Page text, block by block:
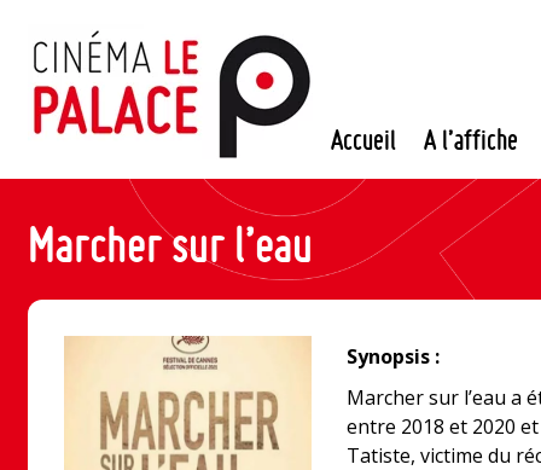
contenu
Accueil A l’affiche
Marcher sur l’eau
Synopsis :
Marcher sur l’eau a
entre 2018 et 2020
Tatiste, victime du